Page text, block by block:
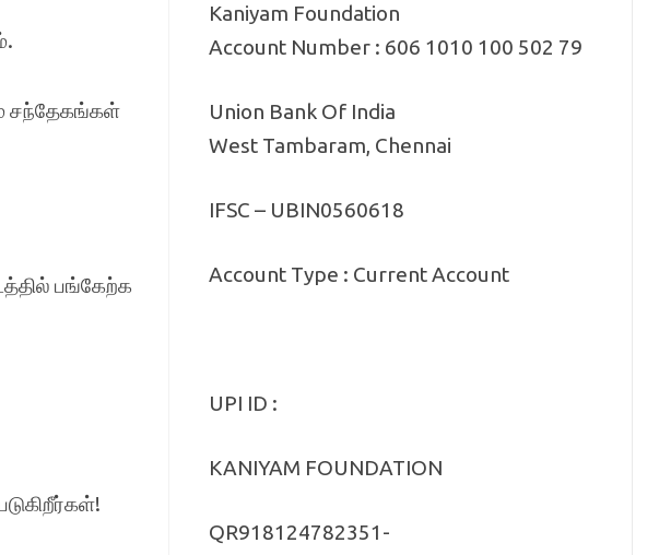
சந்தேகங்கள்
பங்கேற்க
Kaniyam Foundation
Account Number : 606 1010 100 502 79
Union Bank Of India
West Tambaram, Chennai
IFSC – UBIN0560618
Account Type : Current Account
UPI ID :
KANIYAM FOUNDATION
QR918124782351-